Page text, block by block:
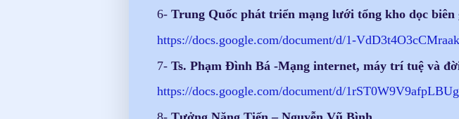
6-Trung Quốc phát triển mạng lưới tổng kho dọc biên
https://docs.google.com/document/d/1-
7-Ts. Phạm Đình Bá -Mạng internet, máy trí tuệ và
https://docs.google.com/document/d/